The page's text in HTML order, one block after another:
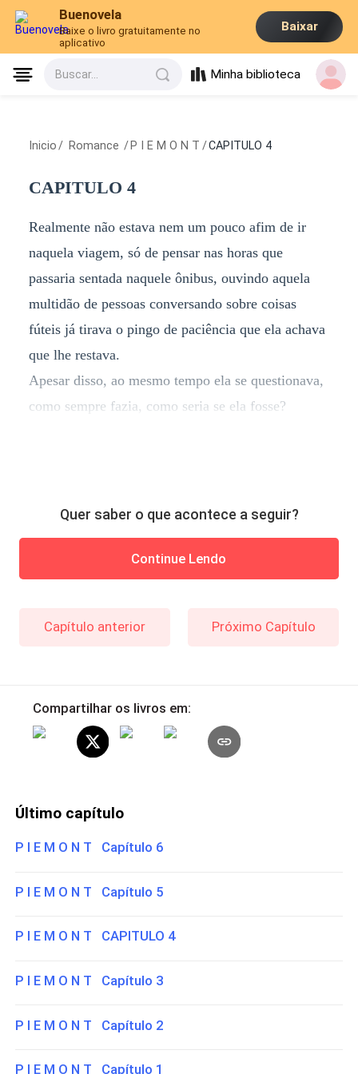
Buenovela
Baixe o livro gratuitamente no
aplicativo
Baixar
Buscar... Minha biblioteca
Inicio / Romance / P I E M O N T /CAPITULO 4
CAPITULO 4
Realmente não estava nem um pouco afim de ir
naquela viagem, só de pensar nas horas que
passaria sentada naquele ônibus, ouvindo aquela
multidão de pessoas conversando sobre coisas
fúteis já tirava o pingo de paciência que ela achava
que lhe restava.
Apesar disso, ao mesmo tempo ela se questionava,
como sempre fazia, como seria se ela fosse?
Quer saber o que acontece a seguir?
Continue Lendo
Capítulo anterior Próximo Capítulo
Compartilhar os livros em:
Último capítulo
P I E M O N T Capítulo 6
P I E M O N T Capítulo 5
P I E M O N T CAPITULO 4
P I E M O N T Capítulo 3
P I E M O N T Capítulo 2
P I E M O N T Capítulo 1